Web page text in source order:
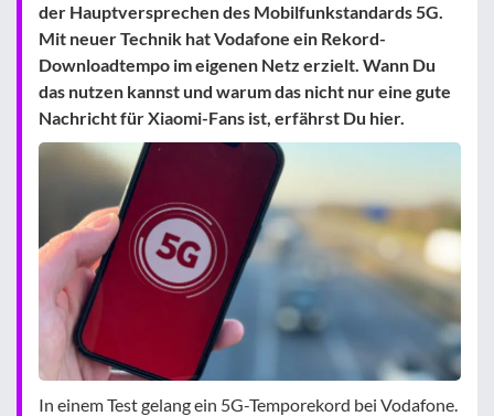
der Hauptversprechen des Mobilfunkstandards 5G.
Mit neuer Technik hat Vodafone ein Rekord-
Downloadtempo im eigenen Netz erzielt. Wann Du
das nutzen kannst und warum das nicht nur eine gute
Nachricht für Xiaomi-Fans ist, erfährst Du hier.
In einem Test gelang ein 5G-Temporekord bei Vodafone.